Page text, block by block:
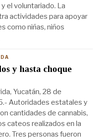
el voluntariado. La
actividades para apoyar
como niñas, niños
y hasta choque
Yucatán, 28 de
Autoridades estatales y
cantidades de cannabis,
cateos realizados en la
Tres personas fueron